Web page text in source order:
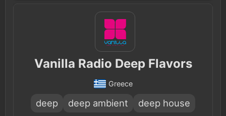
Vanilla Radio Deep Flavors
Greece
deep deep ambient deep house